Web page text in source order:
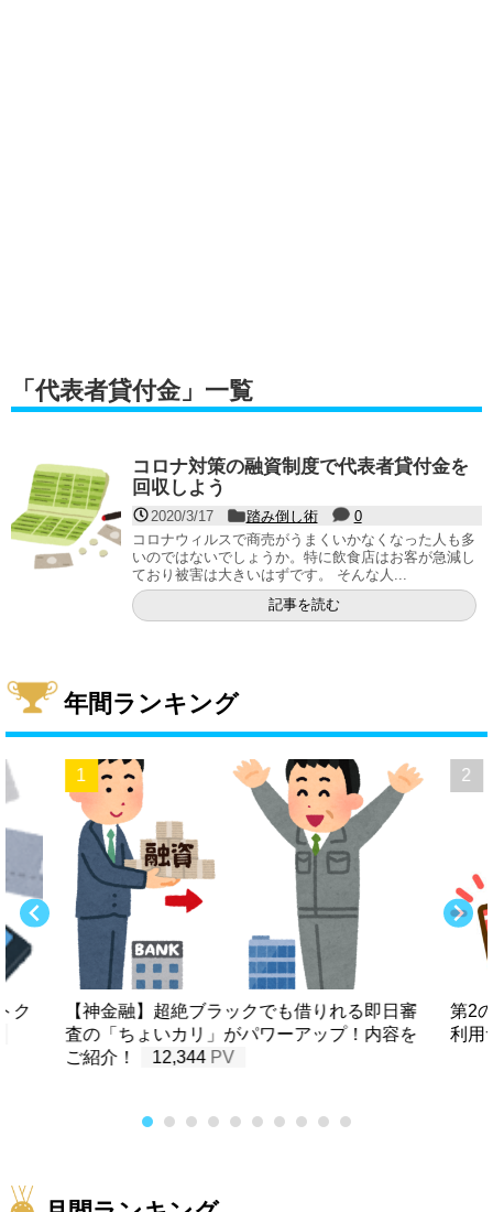
「代表者貸付金」 一覧
コロナ対策の融資制度で代表者貸付金を
回収しよう
2020/3/17 踏み倒し術
0
コロナウィルスで商売がうまくいかなくなった人も多
いのではないでしょうか。特に飲食店はお客が急減し
ており被害は大きいはずです。 そんな人...
記事を読む
年間ランキング
ク
【神金融】超絶ブラックでも借りれる即日審
査の「ちょいカリ」がパワーアップ！内容を
ご紹介！
12,344
第2
利用